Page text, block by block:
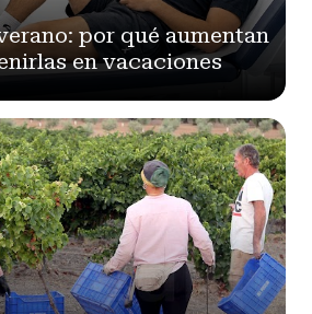
por qué aumentan
en vacaciones